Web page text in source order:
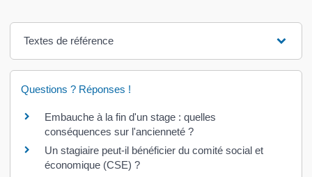
Textes de référence
Questions ? Réponses !
Embauche à la fin d'un stage : quelles
conséquences sur l'ancienneté ?
Un stagiaire peut-il bénéficier du comité social et
économique (CSE) ?